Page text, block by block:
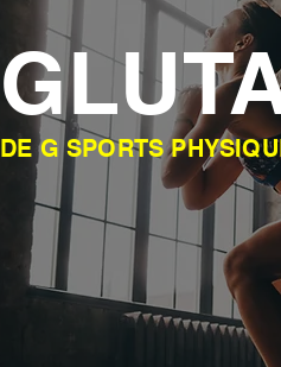
DE G SPORTS